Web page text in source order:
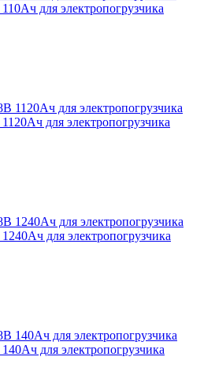
для электропогрузчика
для электропогрузчика
для электропогрузчика
для электропогрузчика